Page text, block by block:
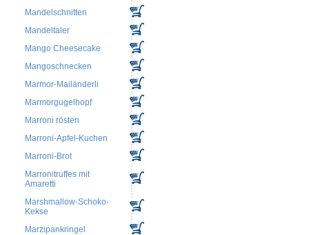
Mandelschnitten
Mandeltaler
Mango Cheesecake
Mangoschnecken
Marmor-Mailänderli
Marmorgugelhopf
Marroni rösten
Marroni-Apfel-Kuchen
Marroni-Brot
Marronitruffes mit
Amaretti
Marshmallow-Schoko-
Kekse
Marzipankringel